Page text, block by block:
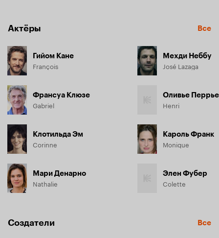
Актёры Все
Гийом Кане
François
Франсуа Клюзе
Gabriel
Клотильда Эм
Corinne
Мари Денарно
Nathalie
Мехди Неббу
José Lazaga
Оливье Перрье
Henri
Кароль Франк
Monique
Элен Фубер
Colette
Создатели Все